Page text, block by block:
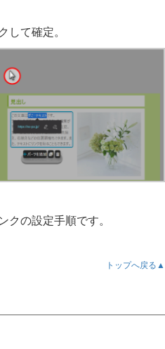
して確定。
クの設定手順です。
トップへ戻る▲